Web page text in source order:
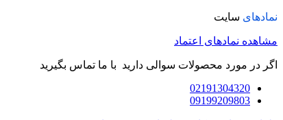
نمادهای سایت
مشاهده نمادهای اعتماد
اگر در مورد محصولات سوالی دارید با ما تماس بگیرید
02191304320
09199209803